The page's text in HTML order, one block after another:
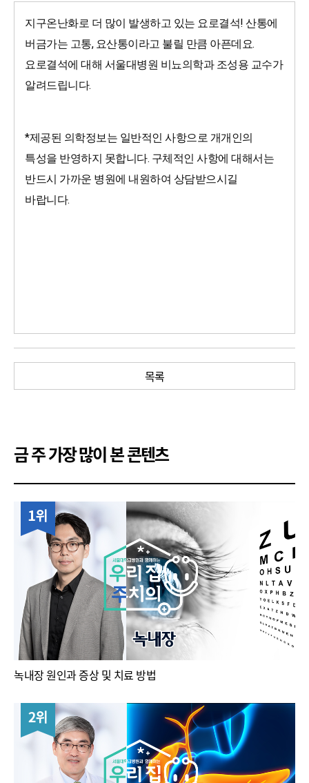
지구온난화로 더 많이 발생하고 있는 요로결석! 산통에
버금가는 고통, 요산통이라고 불릴 만큼 아픈데요.
요로결석에 대해 서울대병원 비뇨의학과 조성용 교수가
알려드립니다.
*제공된 의학정보는 일반적인 사항으로 개개인의
특성을 반영하지 못합니다. 구체적인 사항에 대해서는
반드시 가까운 병원에 내원하여 상담받으시길
바랍니다.
목록
금 주 가장 많이 본 콘텐츠
1위
녹내장 원인과 증상 및 치료 방법
2위